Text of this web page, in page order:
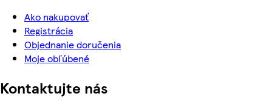
Ako nakupovať
Registrácia
Objednanie doručenia
Moje obľúbené
Kontaktujte nás